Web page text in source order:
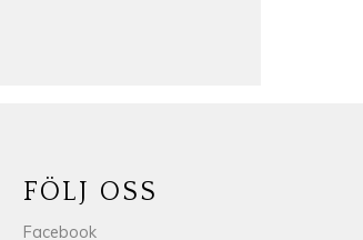
FÖLJ OSS
Facebook